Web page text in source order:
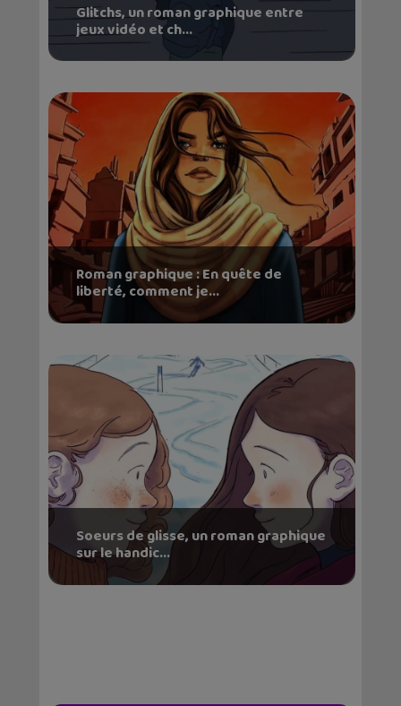
Glitchs, un roman graphique entre
jeux vidéo et ch...
Roman graphique : En quête de
liberté, comment je...
Soeurs de glisse, un roman graphique
sur le handic...